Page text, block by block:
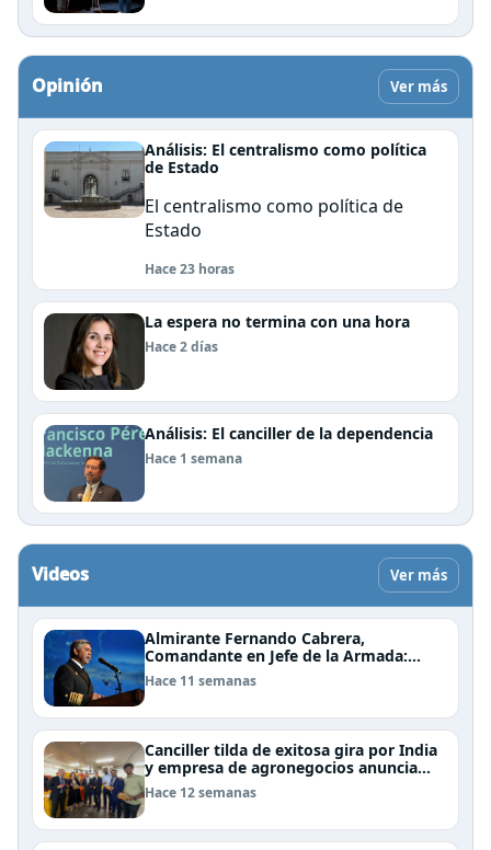
Opinión Ver más
Análisis: El centralismo como política
de Estado
El centralismo como política de
Estado
Hace 23 horas
La espera no termina con una hora
Hace 2 días
Análisis: El canciller de la dependencia
Hace 1 semana
Videos Ver más
Almirante Fernando Cabrera,
Comandante en Jefe de la Armada:
"Somos una nación Americana,
Polinésica y Antártica; bioceánica y
en el mar"
Hace 11 semanas
Canciller tilda de exitosa gira por India
y empresa de agronegocios anuncia
aumento de importaciones chilenas
Hace 12 semanas